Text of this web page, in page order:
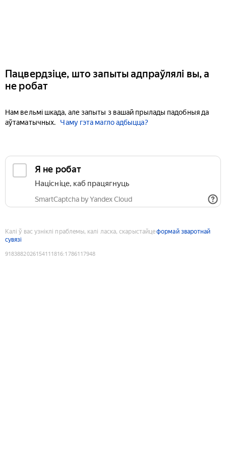
Пацвердзіце, што запыты адпраўлялі вы, а
не робат
Нам вельмі шкада, але запыты з вашай прылады падобныя да
аўтаматычных.
Чаму гэта магло адбыцца?
Я не робат
Націсніце, каб працягнуць
SmartCaptcha by Yandex Cloud
Калі ў вас узніклі праблемы, калі ласка, скарыстайцеформай зваротнай
сувязі
9183882026154111816:1786117948